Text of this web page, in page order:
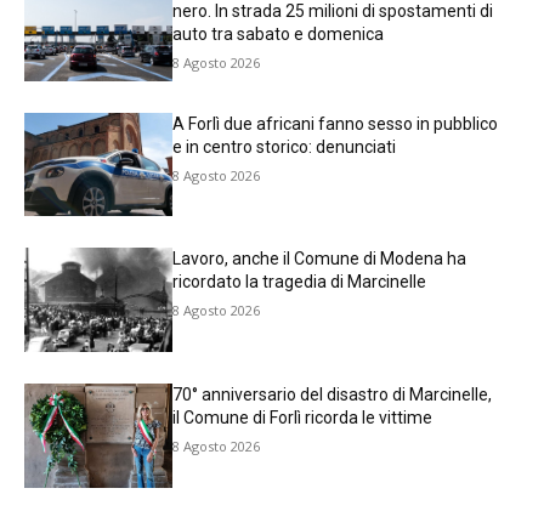
nero. In strada 25 milioni di spostamenti di
auto tra sabato e domenica
8 Agosto 2026
A Forlì due africani fanno sesso in pubblico
e in centro storico: denunciati
8 Agosto 2026
Lavoro, anche il Comune di Modena ha
ricordato la tragedia di Marcinelle
8 Agosto 2026
70° anniversario del disastro di Marcinelle,
il Comune di Forlì ricorda le vittime
8 Agosto 2026